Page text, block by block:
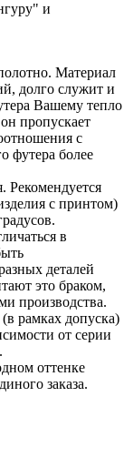
и
Материал
долго служит и
Вашему тепло
пропускает
с
футера более
Рекомендуется
с принтом)
в
деталей
это браком,
производства.
рамках допуска)
от серии
оттенке
заказа.